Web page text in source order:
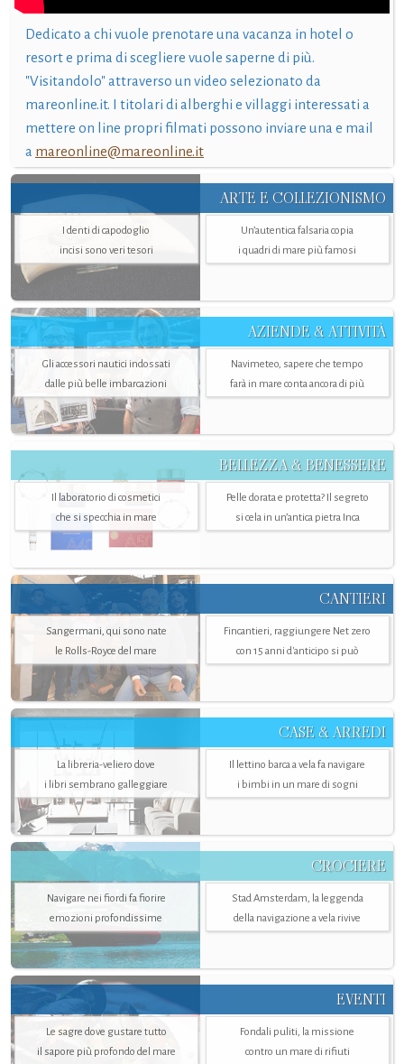
Dedicato a chi vuole prenotare una vacanza in hotel o
resort e prima di scegliere vuole saperne di più.
"Visitandolo" attraverso un video selezionato da
mareonline.it. I titolari di alberghi e villaggi interessati a
mettere on line propri filmati possono inviare una e mail
a mareonline@mareonline.it
ARTE E COLLEZIONISMO
I denti di capodoglio
incisi sono veri tesori
Un’autentica falsaria copia
i quadri di mare più famosi
AZIENDE & ATTIVITÀ
Gli accessori nautici indossati
dalle più belle imbarcazioni
Navimeteo, sapere che tempo
farà in mare conta ancora di più
BELLEZZA & BENESSERE
Il laboratorio di cosmetici
che si specchia in mare
Pelle dorata e protetta? Il segreto
si cela in un’antica pietra Inca
CANTIERI
Sangermani, qui sono nate
le Rolls-Royce del mare
Fincantieri, raggiungere Net zero
con 15 anni d'anticipo si può
CASE & ARREDI
La libreria-veliero dove
i libri sembrano galleggiare
Il lettino barca a vela fa navigare
i bimbi in un mare di sogni
CROCIERE
Navigare nei fiordi fa fiorire
emozioni profondissime
Stad Amsterdam, la leggenda
della navigazione a vela rivive
EVENTI
Le sagre dove gustare tutto
il sapore più profondo del mare
Fondali puliti, la missione
contro un mare di rifiuti